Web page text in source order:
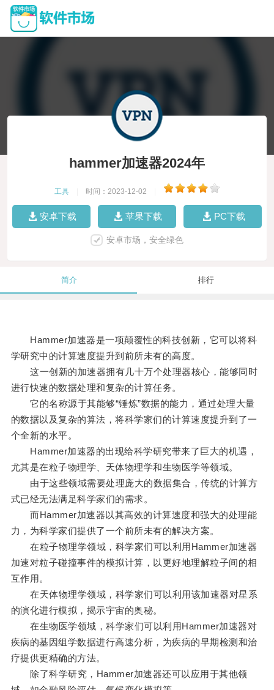
hammer加速器2024年
工具 时间：2023-12-02
安卓下载 苹果下载 PC下载
安卓市场，安全绿色
简介 排行
Hammer加速器是一项颠覆性的科技创新，它可以将科
学研究中的计算速度提升到前所未有的高度。
这一创新的加速器拥有几十万个处理器核心，能够同时
进行快速的数据处理和复杂的计算任务。
它的名称源于其能够“锤炼”数据的能力，通过处理大量
的数据以及复杂的算法，将科学家们的计算速度提升到了一
个全新的水平。
Hammer加速器的出现给科学研究带来了巨大的机遇，
尤其是在粒子物理学、天体物理学和生物医学等领域。
由于这些领域需要处理庞大的数据集合，传统的计算方
式已经无法满足科学家们的需求。
而Hammer加速器以其高效的计算速度和强大的处理能
力，为科学家们提供了一个前所未有的解决方案。
在粒子物理学领域，科学家们可以利用Hammer加速器
加速对粒子碰撞事件的模拟计算，以更好地理解粒子间的相
互作用。
在天体物理学领域，科学家们可以利用该加速器对星系
的演化进行模拟，揭示宇宙的奥秘。
在生物医学领域，科学家们可以利用Hammer加速器对
疾病的基因组学数据进行高速分析，为疾病的早期检测和治
疗提供更精确的方法。
除了科学研究，Hammer加速器还可以应用于其他领